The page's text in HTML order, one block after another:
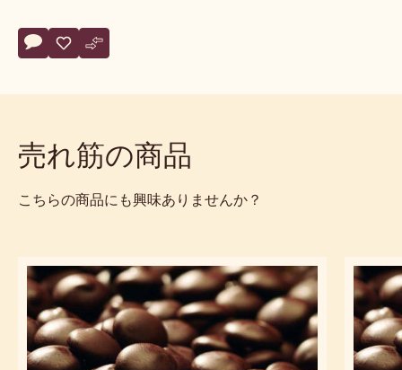
Actions
コメント
- 60% Dark Chocolate Couverture Coins
保存
- 60% Dark Chocolate Couverture Coins
比較
- 60% Dark Chocolate Couverture Coins
売れ筋の商品
こちらの商品にも興味ありませんか？